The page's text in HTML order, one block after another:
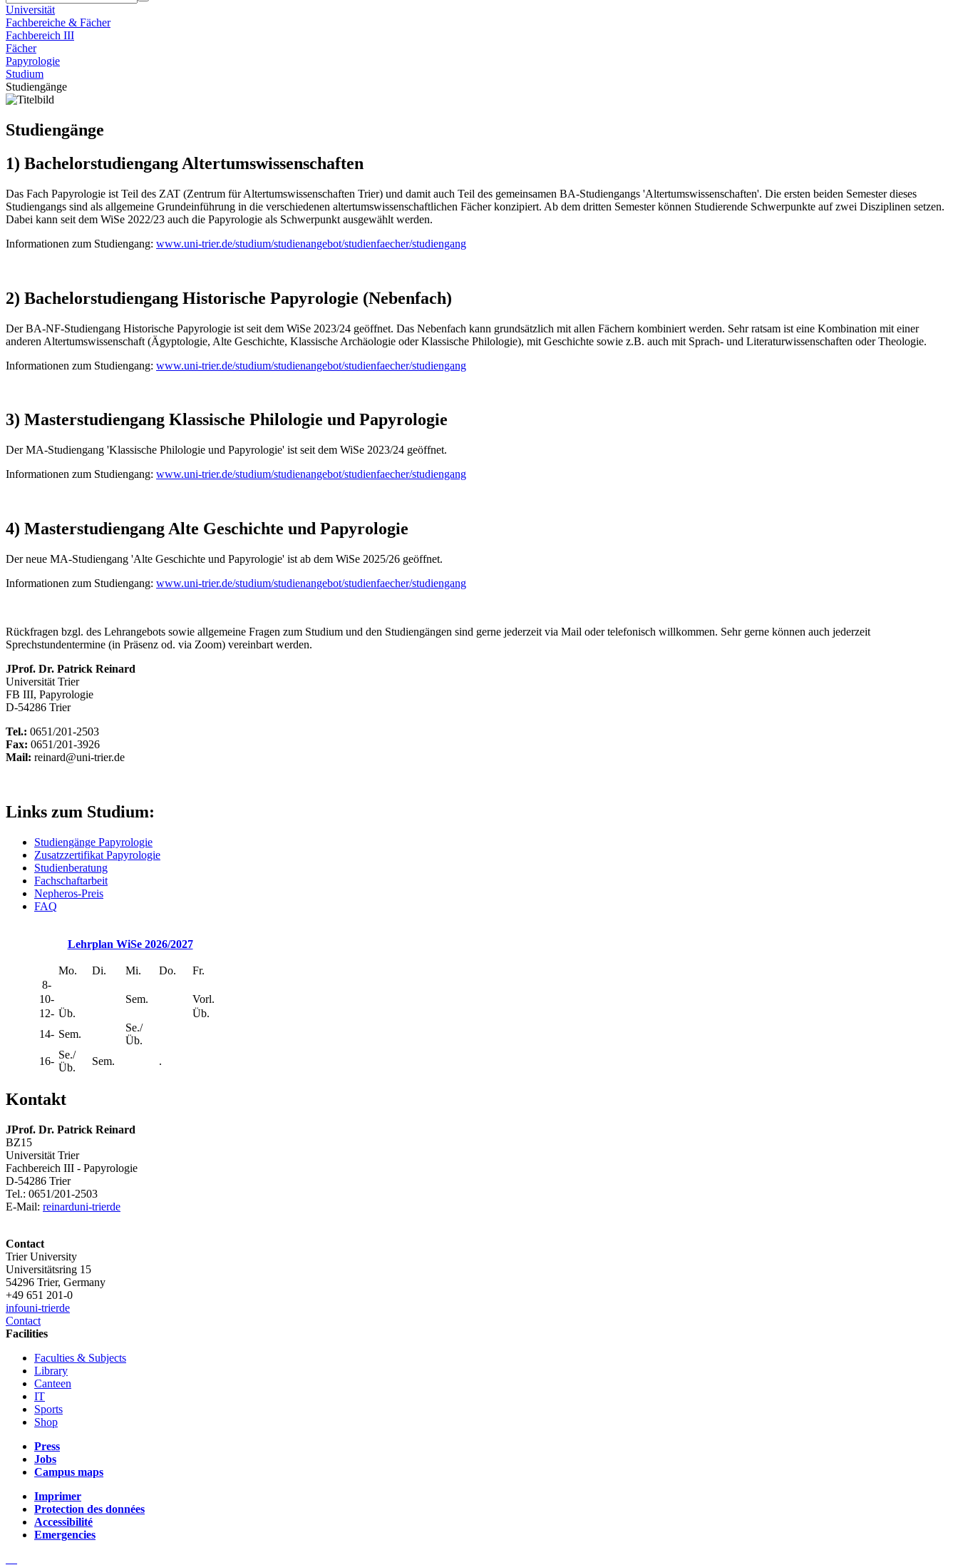
Universität
Fachbereiche & Fächer
Fachbereich III
Fächer
Papyrologie
Studium
Studiengänge
Studiengänge
1) Bachelorstudiengang Altertumswissenschaften
Das Fach Papyrologie ist Teil des ZAT (Zentrum für Altertumswissenschaften Trier) und damit auch Teil des gemeinsamen BA-Studiengangs 'Altertumswissenschaften'. Die ersten beiden Semester dieses
Studiengangs sind als allgemeine Grundeinführung in die verschiedenen altertumswissenschaftlichen Fächer konzipiert. Ab dem dritten Semester können Studierende Schwerpunkte auf zwei Disziplinen setzen.
Dabei kann seit dem WiSe 2022/23 auch die Papyrologie als Schwerpunkt ausgewählt werden.
Informationen zum Studiengang: www.uni-trier.de/studium/studienangebot/studienfaecher/studiengang
2) Bachelorstudiengang Historische Papyrologie (Nebenfach)
Der BA-NF-Studiengang Historische Papyrologie ist seit dem WiSe 2023/24 geöffnet. Das Nebenfach kann grundsätzlich mit allen Fächern kombiniert werden. Sehr ratsam ist eine Kombination mit einer
anderen Altertumswissenschaft (Ägyptologie, Alte Geschichte, Klassische Archäologie oder Klassische Philologie), mit Geschichte sowie z.B. auch mit Sprach- und Literaturwissenschaften oder Theologie.
Informationen zum Studiengang: www.uni-trier.de/studium/studienangebot/studienfaecher/studiengang
3) Masterstudiengang Klassische Philologie und Papyrologie
Der MA-Studiengang 'Klassische Philologie und Papyrologie' ist seit dem WiSe 2023/24 geöffnet.
Informationen zum Studiengang: www.uni-trier.de/studium/studienangebot/studienfaecher/studiengang
4) Masterstudiengang Alte Geschichte und Papyrologie
Der neue MA-Studiengang 'Alte Geschichte und Papyrologie' ist ab dem WiSe 2025/26 geöffnet.
Informationen zum Studiengang: www.uni-trier.de/studium/studienangebot/studienfaecher/studiengang
Rückfragen bzgl. des Lehrangebots sowie allgemeine Fragen zum Studium und den Studiengängen sind gerne jederzeit via Mail oder telefonisch willkommen. Sehr gerne können auch jederzeit
Sprechstundentermine (in Präsenz od. via Zoom) vereinbart werden.
JProf. Dr. Patrick Reinard
Universität Trier
FB III, Papyrologie
D-54286 Trier
Tel.: 0651/201-2503
Fax: 0651/201-3926
Mail: reinard@uni-trier.de
Links zum Studium:
Studiengänge Papyrologie
Zusatzzertifikat Papyrologie
Studienberatung
Fachschaftarbeit
Nepheros-Preis
FAQ
Lehrplan WiSe 2026/2027
Mo. Di. Mi. Do.
Fr.
8-
10-
Sem.
Vorl.
12- Üb.
Üb.
14- Sem.
Se./
Üb.
16-
Se./
Üb.
Sem. .
Kontakt
JProf. Dr. Patrick Reinard
BZ15
Universität Trier
Fachbereich III - Papyrologie
D-54286 Trier
Tel.: 0651/201-2503
E-Mail: reinarduni-trierde
Contact
Trier University
Universitätsring 15
54296 Trier, Germany
+49 651 201-0
infouni-trierde
Contact
Facilities
Faculties & Subjects
Library
Canteen
IT
Sports
Shop
Press
Jobs
Campus maps
Imprimer
Protection des données
Accessibilité
Emergencies